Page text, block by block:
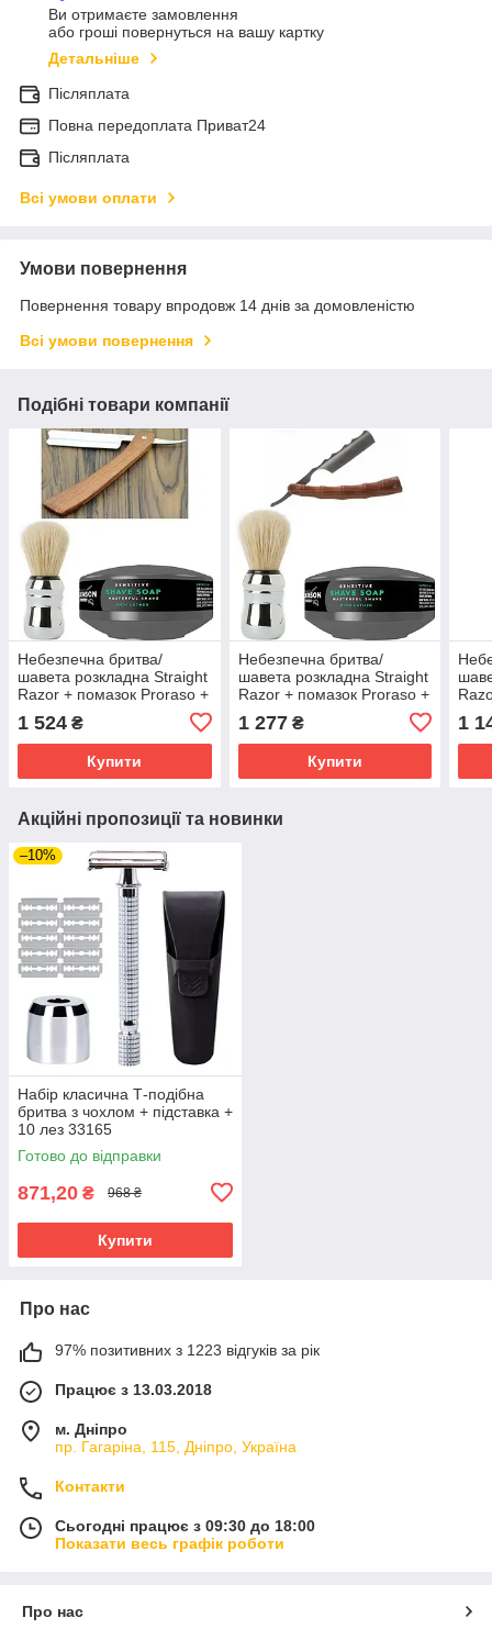
Ви отримаєте замовлення
або гроші повернуться на вашу картку
Детальніше
Післяплата
Повна передоплата Приват24
Післяплата
Всі умови оплати
Умови повернення
Повернення товару впродовж 14 днів за домовленістю
Всі умови повернення
Подібні товари компанії
Небезпечна бритва/
шавета розкладна Straight
Razor + помазок Proraso +
Wilkinson Sword для
чутливої шкіри 125 г
1 524 ₴
Купити
Небезпечна бритва/
шавета розкладна Straight
Razor + помазок Proraso +
Wilkinson Sword для
чутливої шкіри 125 г
1 277₴
Купити
1
Акційні пропозиції та новинки
–10%
Набір класична Т-подібна
бритва з чохлом + підставка +
10 лез 33165
Готово до відправки
871,20 ₴ 968 ₴
Купити
Про нас
97% позитивних з 1223 відгуків за рік
Працює з 13.03.2018
м. Дніпро
пр. Гагаріна, 115, Дніпро, Україна
Контакти
Сьогодні працює з 09:30 до 18:00
Показати весь графік роботи
Про нас